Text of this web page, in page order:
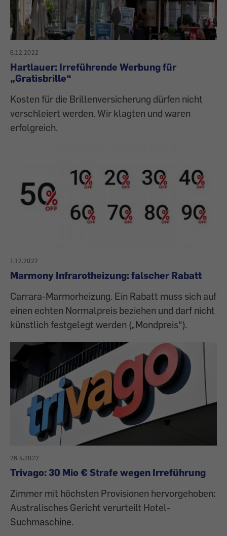
6.12.2022
Hartlauer: Irreführende Werbung für
„Gratisbrille“
Kosten für die Brillenversicherung dürfen nicht
verschleiert werden. Wir klagten und waren
erfolgreich.
1.12.2022
Marmony Infrarotheizung: falscher Rabatt
Carrara-Marmorheizung. Ein Rabatt muss sich auf
einen echten Normalpreis beziehen und darf nicht
künstlich festgelegt werden („Mondpreis“).
26.4.2022
Trivago: 30 Mio € Strafe wegen Irreführung
Zimmer mit höchsten Provisionen hervorgehoben:
Australisches Gericht verurteilt Hotel-
Suchmaschine.